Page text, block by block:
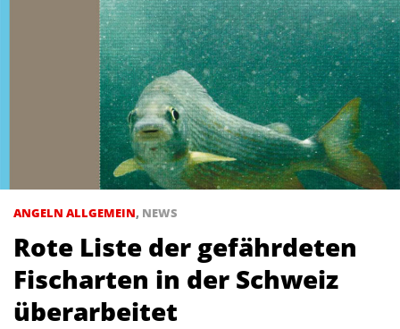
ANGELN ALLGEMEIN, NEWS
Rote Liste der gefährdeten
Fischarten in der Schweiz
überarbeitet